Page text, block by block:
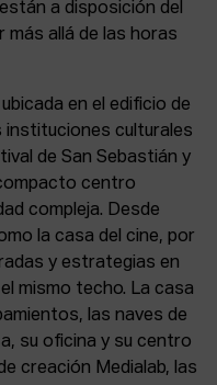
Sebastián
005
a disposición del
más allá de las horas
en el edificio de
instituciones culturales
de San Sebastián y
centro
compleja. Desde
la casa del cine, por
y estrategias en
mismo techo. La casa
las naves de
su oficina y su centro
creación Medialab, las